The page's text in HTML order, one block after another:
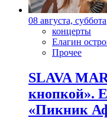
08 августа, суббота
концерты
Елагин
Прочее
SLAVA
кнопкой».
«Пикник